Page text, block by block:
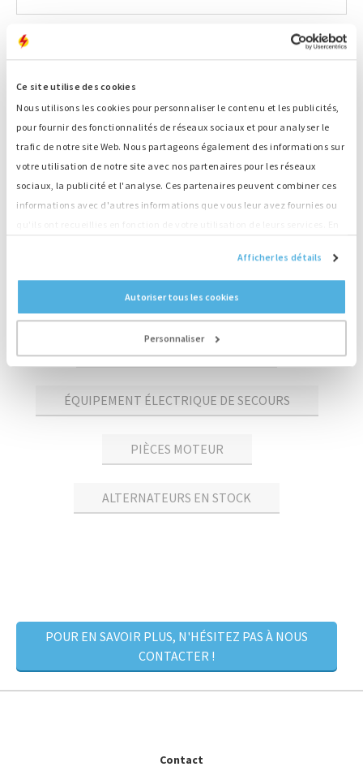
Ce site utilise des cookies
Nous utilisons les cookies pour personnaliser le contenu et les publicités,
pour fournir des fonctionnalités de réseaux sociaux et pour analyser le
trafic de notre site Web. Nous partageons également des informations sur
votre utilisation de notre site avec nos partenaires pour les réseaux
sociaux, la publicité et l'analyse. Ces partenaires peuvent combiner ces
informations avec d'autres informations que vous leur avez fournies ou
Afficher les détails
Autoriser tous les cookies
Personnaliser
M3848 129 kW
M3849 129 kW
GÉNÉRATEURS EN STOCK
ÉQUIPEMENT ÉLECTRIQUE DE SECOURS
PIÈCES MOTEUR
ALTERNATEURS EN STOCK
POUR EN SAVOIR PLUS, N'HÉSITEZ PAS À NOUS
CONTACTER !
Contact